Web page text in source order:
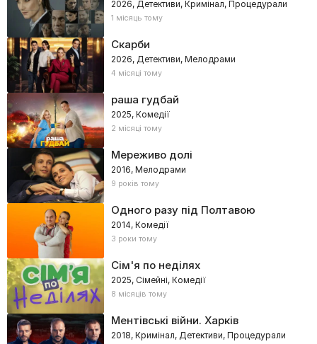
2026, Детективи, Кримінал, Процедурали
1 місяць тому
Скарби
2026, Детективи, Мелодрами
4 місяці тому
раша гудбай
2025, Комедії
2 місяці тому
Мереживо долі
2016, Мелодрами
9 років тому
Одного разу під Полтавою
2014, Комедії
3 роки тому
Сім'я по неділях
2025, Сімейні, Комедії
8 місяців тому
Ментівські війни. Харків
2018, Кримінал, Детективи, Процедурали